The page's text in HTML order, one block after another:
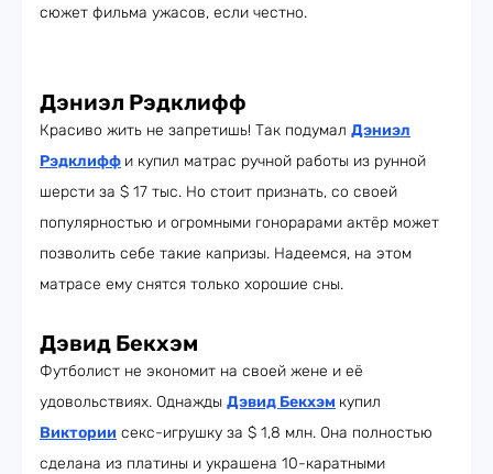
сюжет фильма ужасов, если честно.
Дэниэл Рэдклифф
Красиво жить не запретишь! Так подумал Дэниэл
Рэдклифф и купил матрас ручной работы из рунной
шерсти за $ 17 тыс. Но стоит признать, со своей
популярностью и огромными гонорарами актёр может
позволить себе такие капризы. Надеемся, на этом
матрасе ему снятся только хорошие сны.
Дэвид Бекхэм
Футболист не экономит на своей жене и её
удовольствиях. Однажды Дэвид Бекхэм купил
Виктории секс-игрушку за $ 1,8 млн. Она полностью
сделана из платины и украшена 10-каратными